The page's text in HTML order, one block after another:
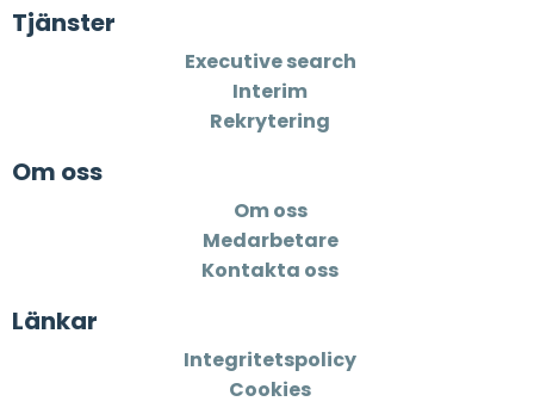
Tjänster
Executive search
Interim
Rekrytering
Om oss
Om oss
Medarbetare
Kontakta oss
Länkar
Integritetspolicy
Cookies